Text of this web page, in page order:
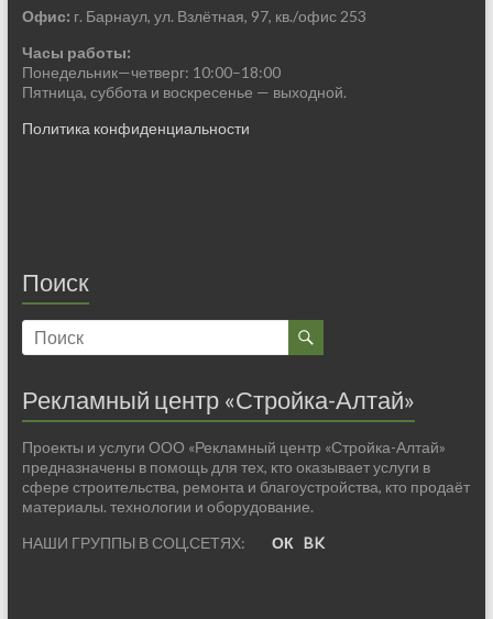
Офис: г. Барнаул, ул. Взлётная, 97, кв./офис 253
Часы работы:
Понедельник—четверг: 10:00–18:00
Пятница, суббота и воскресенье — выходной.
Политика конфиденциальности
Поиск
Рекламный центр «Стройка-Алтай»
Проекты и услуги ООО «Рекламный центр «Стройка-Алтай»
предназначены в помощь для тех, кто оказывает услуги в
сфере строительства, ремонта и благоустройства, кто продаёт
материалы. технологии и оборудование.
НАШИ ГРУППЫ В СОЦ.СЕТЯХ: ОК BK